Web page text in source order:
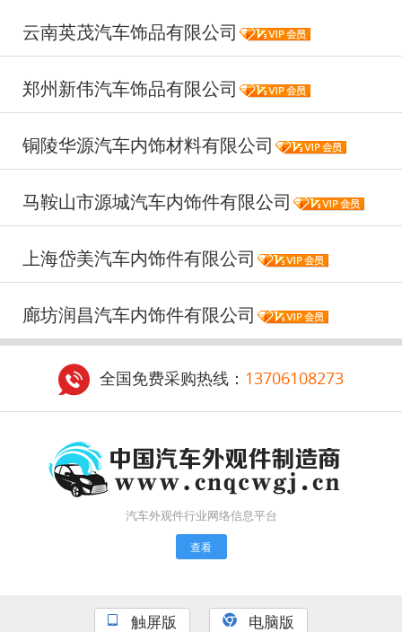
云南英茂汽车饰品有限公司
郑州新伟汽车饰品有限公司
铜陵华源汽车内饰材料有限公司
马鞍山市源城汽车内饰件有限公司
上海岱美汽车内饰件有限公司
廊坊润昌汽车内饰件有限公司
全国免费采购热线： 13706108273
汽车外观件行业网络信息平台
查看
触屏版 电脑版